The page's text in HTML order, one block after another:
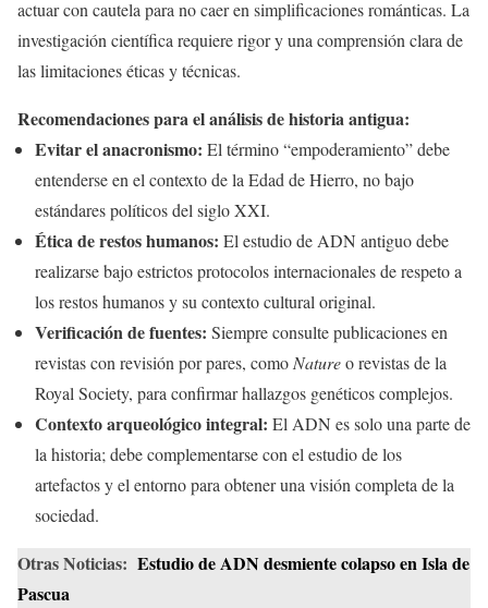
actuar con cautela para no caer en simplificaciones románticas. La
investigación científica requiere rigor y una comprensión clara de
las limitaciones éticas y técnicas.
Recomendaciones para el análisis de historia antigua:
Evitar el anacronismo: El término “empoderamiento” debe
entenderse en el contexto de la Edad de Hierro, no bajo
estándares políticos del siglo XXI.
Ética de restos humanos: El estudio de ADN antiguo debe
realizarse bajo estrictos protocolos internacionales de respeto a
los restos humanos y su contexto cultural original.
Verificación de fuentes: Siempre consulte publicaciones en
revistas con revisión por pares, comoNatureo revistas de la
Royal Society, para confirmar hallazgos genéticos complejos.
Contexto arqueológico integral: El ADN es solo una parte de
la historia; debe complementarse con el estudio de los
artefactos y el entorno para obtener una visión completa de la
sociedad.
Otras Noticias: Estudio de ADN desmiente colapso en Isla de
Pascua